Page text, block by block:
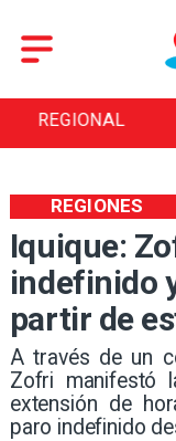
REGIONAL
Iquique:
indefinido
partir de
A través de un
Zofri manifestó
extensión de
paro indefinido
REGIONES